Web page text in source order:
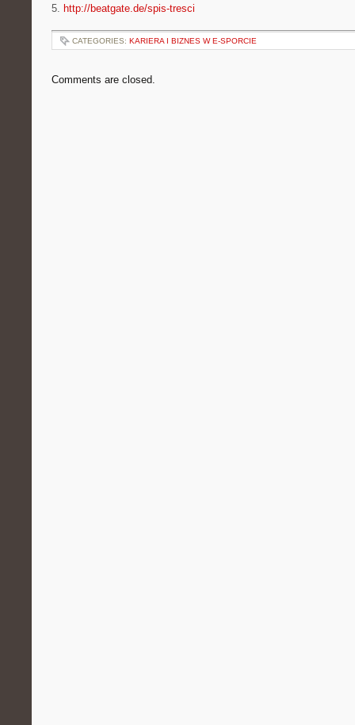
5. http://beatgate.de/spis-tresci
CATEGORIES: KARIERA I BIZNES W E-SPORCIE
Comments are closed.